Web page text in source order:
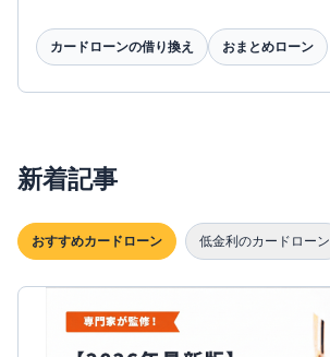
カードローンの借り換え おまとめローン
新着記事
おすすめカードローン 低金利のカードローン